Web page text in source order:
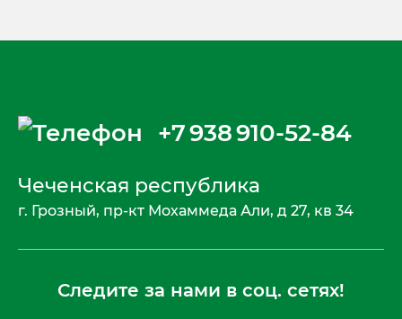
+7 938 910-52-84
Чеченская республика
г. Грозный, пр-кт Мохаммеда Али, д 27, кв 34
Следите за нами в соц. сетях!